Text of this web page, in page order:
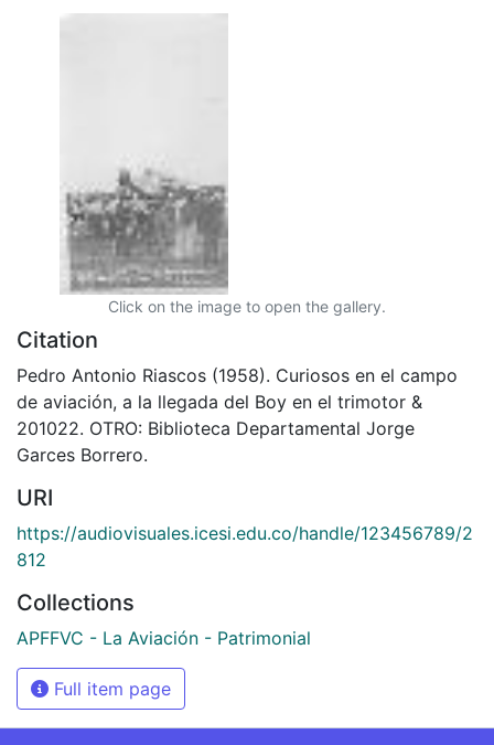
Click on the image to open the gallery.
Citation
Pedro Antonio Riascos (1958). Curiosos en el campo
de aviación, a la llegada del Boy en el trimotor &
201022. OTRO: Biblioteca Departamental Jorge
Garces Borrero.
URI
https://audiovisuales.icesi.edu.co/handle/123456789/2
812
Collections
APFFVC - La Aviación - Patrimonial
Full item page